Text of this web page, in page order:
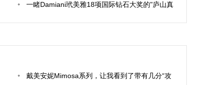
一睹Damiani玳美雅18项国际钻石大奖的"庐山真
面目"
戴美安妮Mimosa系列，让我看到了带有几分“攻